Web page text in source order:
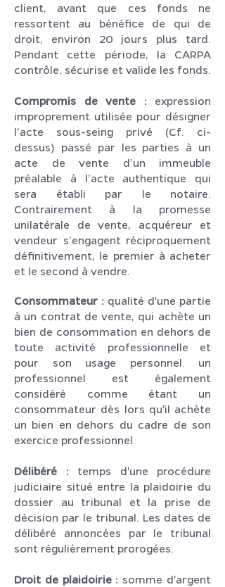
client, avant que ces fonds ne
ressortent au bénéfice de qui de
droit, environ 20 jours plus tard.
Pendant cette période, la CARPA
contrôle, sécurise et valide les fonds.
Compromis de vente : expression
improprement utilisée pour désigner
l’acte sous-seing privé (Cf. ci-
dessus) passé par les parties à un
acte de vente d’un immeuble
préalable à l’acte authentique qui
sera établi par le notaire.
Contrairement à la promesse
unilatérale de vente, acquéreur et
vendeur s’engagent réciproquement
définitivement, le premier à acheter
et le second à vendre.
Consommateur : qualité d'une partie
à un contrat de vente, qui achète un
bien de consommation en dehors de
toute activité professionnelle et
pour son usage personnel. un
professionnel est également
considéré comme étant un
consommateur dès lors qu'il achète
un bien en dehors du cadre de son
exercice professionnel.
Délibéré : temps d'une procédure
judiciaire situé entre la plaidoirie du
dossier au tribunal et la prise de
décision par le tribunal. Les dates de
délibéré annoncées par le tribunal
sont régulièrement prorogées.
Droit de plaidoirie : somme d'argent